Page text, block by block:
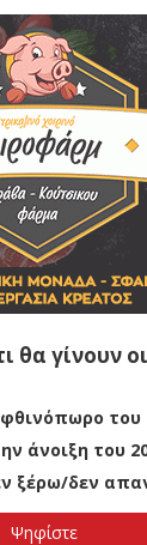
θα γίνουν οι
φθινόπωρο του